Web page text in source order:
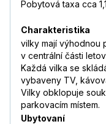
Pobytová taxa cca
Charakteristika
vilky mají výhodnou
v centrální části
Každá vilka se
vybaveny TV,
Vilky obklopuje
parkovacím místem.
Ubytovaní